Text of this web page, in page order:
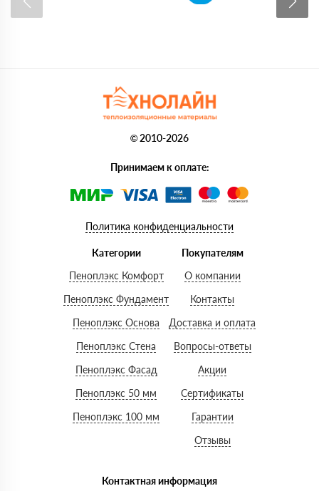
© 2010-2026
Принимаем к оплате:
Политика конфиденциальности
Категории
Пеноплэкс Комфорт
Пеноплэкс Фундамент
Пеноплэкс Основа
Пеноплэкс Стена
Пеноплэкс Фасад
Пеноплэкс 50 мм
Пеноплэкс 100 мм
Покупателям
О компании
Контакты
Доставка и оплата
Вопросы-ответы
Акции
Сертификаты
Гарантии
Отзывы
Контактная информация